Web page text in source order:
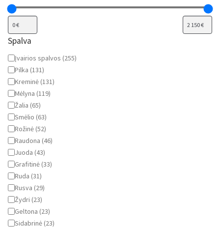
Spalva
Spalva
Įvairios spalvos (255)
Pilka (131)
Kreminė (131)
Mėlyna (119)
Žalia (65)
Smėlio (63)
Rožinė (52)
Raudona (46)
Juoda (43)
Grafitinė (33)
Ruda (31)
Rusva (29)
Žydri (23)
Geltona (23)
Sidabrinė (23)